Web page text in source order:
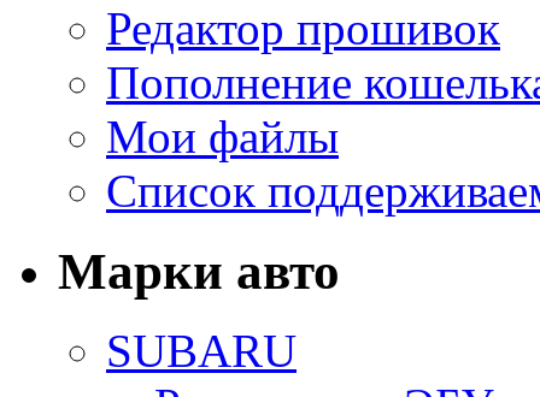
Редактор прошивок
Пополнение
Мои файлы
Список
Марки авто
SUBARU